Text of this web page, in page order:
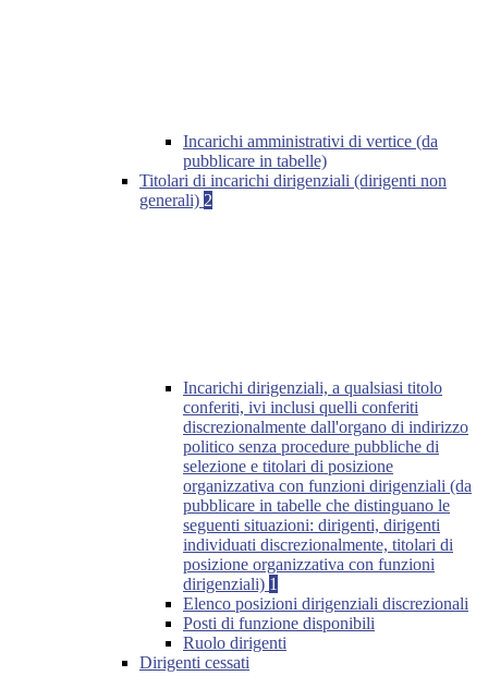
Incarichi amministrativi di vertice (da
pubblicare in tabelle)
Titolari di incarichi dirigenziali (dirigenti non
generali) 2
Incarichi dirigenziali, a qualsiasi titolo
conferiti, ivi inclusi quelli conferiti
discrezionalmente dall'organo di indirizzo
politico senza procedure pubbliche di
selezione e titolari di posizione
organizzativa con funzioni dirigenziali (da
pubblicare in tabelle che distinguano le
seguenti situazioni: dirigenti, dirigenti
individuati discrezionalmente, titolari di
posizione organizzativa con funzioni
dirigenziali) 1
Elenco posizioni dirigenziali discrezionali
Posti di funzione disponibili
Ruolo dirigenti
Dirigenti cessati